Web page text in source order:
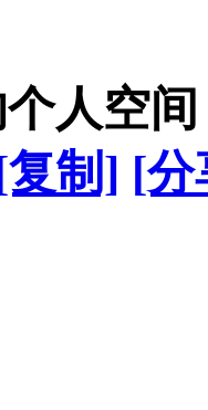
人空间
复制] [分